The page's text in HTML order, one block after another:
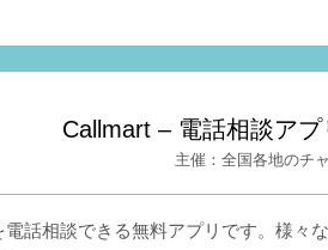
Callmart – 電話相談アプ
全国各地のチ
電話相談できる無料アプリです。様々